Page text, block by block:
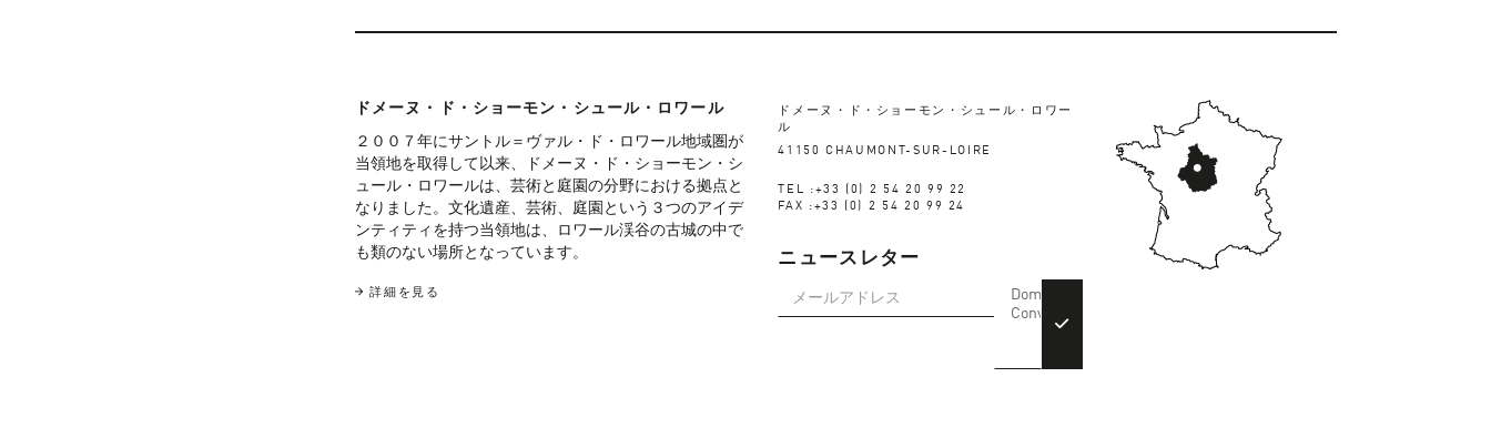
ドメーヌ・ド・ショーモン・シュール・ロワール
２００７年にサントル＝ヴァル・ド・ロワール地域圏が
当領地を取得して以来、ドメーヌ・ド・ショーモン・シ
ュール・ロワールは、芸術と庭園の分野における拠点と
なりました。文化遺産、芸術、庭園という３つのアイデ
ンティティを持つ当領地は、ロワール渓谷の古城の中で
も類のない場所となっています。
詳細を見る
ドメーヌ・ド・ショーモン・シュール・ロワー
ル
41150 CHAUMONT-SUR-LOIRE
TEL :+33 (0) 2 54 20 99 22
FAX :+33 (0) 2 54 20 99 24
ニュースレター